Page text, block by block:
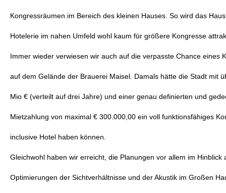
Kongressräumen im Bereich des kleinen Hauses. So wird das
Hotelerie im nahen Umfeld wohl kaum für größere Kongresse
Immer wieder verwiesen wir auch auf die verpasste Chance eines
auf dem Gelände der Brauerei Maisel. Damals hätte die Stadt mit
Mio € (verteilt auf drei Jahre) und einer genau definierten und
Mietzahlung von maximal € 300.000,00 ein voll funktionsfähiges
inclusive Hotel haben können.
Gleichwohl haben wir erreicht, die Planungen vor allem im Hinblick
Optimierungen der Sichtverhältnisse und der Akustik im Großen